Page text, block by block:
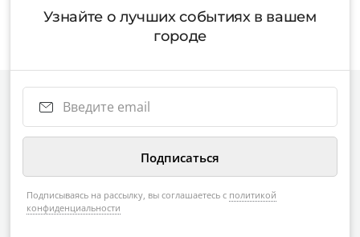
Узнайте о лучших событиях в вашем
городе
Подписываясь на рассылку, вы соглашаетесь с политикой
конфиденциальности